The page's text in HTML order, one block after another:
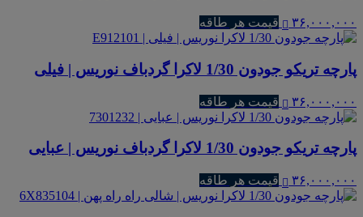
۳۶,۰۰۰,۰۰۰ قیمت هر طاقه
پارچه تریکو جودون 1/30 لاکرا گردباف نوریس | فیلی
۳۶,۰۰۰,۰۰۰ قیمت هر طاقه
پارچه تریکو جودون 1/30 لاکرا گردباف نوریس | عبایی
۳۶,۰۰۰,۰۰۰ قیمت هر طاقه